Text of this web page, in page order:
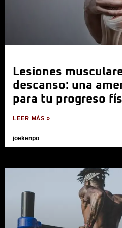
Lesiones
descanso: una
para tu progreso
LEER MÁS »
joekenpo